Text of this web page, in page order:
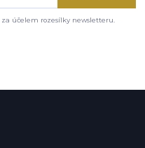
za účelem rozesílky newsletteru.